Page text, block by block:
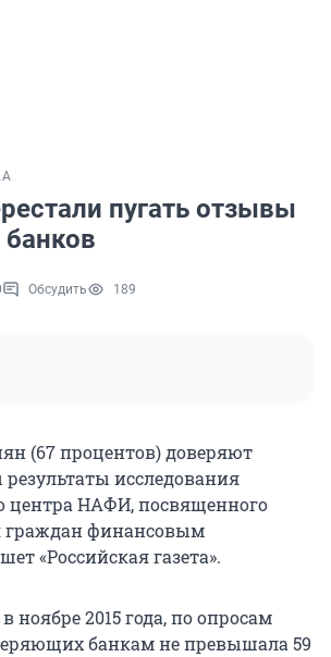
пугать отзывы
Обсудить 189
(67 процентов) доверяют
исследования
центра НАФИ, посвященного
граждан финансовым
«Российская газета».
ноябре 2015 года, по опросам
банкам не превышала 59